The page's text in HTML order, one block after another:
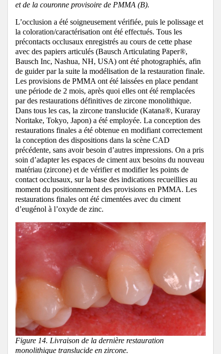
et de la couronne provisoire de PMMA (B).
L’occlusion a été soigneusement vérifiée, puis le polissage et
la coloration/caractérisation ont été effectués. Tous les
précontacts occlusaux enregistrés au cours de cette phase
avec des papiers articulés (Bausch Articulating Paper®,
Bausch Inc, Nashua, NH, USA) ont été photographiés, afin
de guider par la suite la modélisation de la restauration finale.
Les provisions de PMMA ont été laissées en place pendant
une période de 2 mois, après quoi elles ont été remplacées
par des restaurations définitives de zircone monolithique.
Dans tous les cas, la zircone translucide (Katana®, Kuraray
Noritake, Tokyo, Japon) a été employée. La conception des
restaurations finales a été obtenue en modifiant correctement
la conception des dispositions dans la scène CAD
précédente, sans avoir besoin d’autres impressions. On a pris
soin d’adapter les espaces de ciment aux besoins du nouveau
matériau (zircone) et de vérifier et modifier les points de
contact occlusaux, sur la base des indications recueillies au
moment du positionnement des provisions en PMMA. Les
restaurations finales ont été cimentées avec du ciment
d’eugénol à l’oxyde de zinc.
Figure 14. Livraison de la dernière restauration
monolithique translucide en zircone.